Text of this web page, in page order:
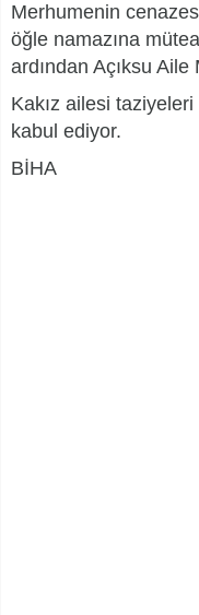
Merhumenin
öğle namazına
ardından Açıksu Aile
Kakız ailesi
kabul ediyor.
BİHA